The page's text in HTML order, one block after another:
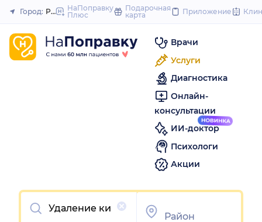
to
Закрыть
Город: Ростов-на-Дону
НаПоправку
Плюс
Подарочная
карта
Приложение
Врачи
Услуги
Диагностика
Онлайн-
консультации
ИИ-доктор
Психологи
Акции
Очистить